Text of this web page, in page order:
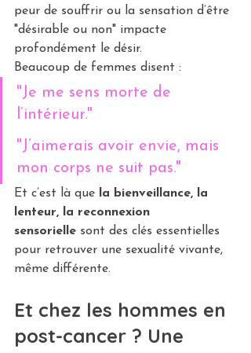
peur de souffrir ou la sensation d’être
"désirable ou non" impacte
profondément le désir.
Beaucoup de femmes disent :
"Je me sens morte de
l’intérieur."
"J’aimerais avoir envie, mais
mon corps ne suit pas."
Et c’est là que la bienveillance, la
lenteur, la reconnexion
sensorielle sont des clés essentielles
pour retrouver une sexualité vivante,
même différente.
Et chez les hommes en
post-cancer ? Une